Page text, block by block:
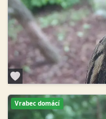
Vrabec domácí